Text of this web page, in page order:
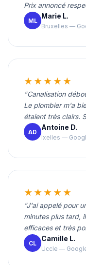
Prix annoncé
ML
Marie L.
Bruxelles —
★★★★★
"Canalisation
Le plombier m'a
étaient très clairs.
AD
Antoine D.
Ixelles —
★★★★★
"J'ai appelé pour
minutes plus tard,
efficaces et très
CL
Camille L.
Uccle —